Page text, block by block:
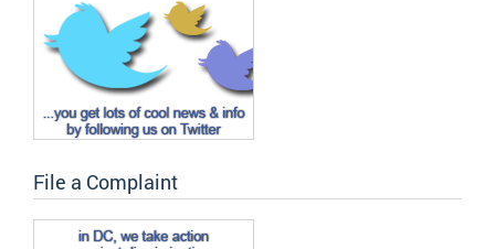
File a Complaint